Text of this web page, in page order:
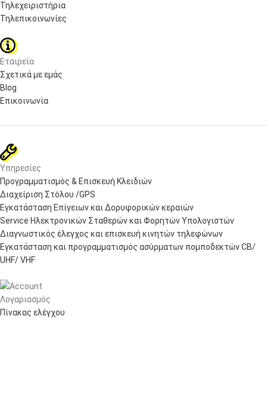
Τηλεχειριστήρια
Τηλεπικοινωνίες
Εταιρεία
Σχετικά με εμάς
Blog
Επικοινωνία
Υπηρεσίες
Προγραμματισμός & Επισκευή Κλειδιών
Διαχείριση Στόλου /GPS
Εγκατάσταση Επίγειων και Δορυφορικών κεραιών
Service Ηλεκτρονικών Σταθερών και Φορητών Υπολογιστών
Διαγνωστικός έλεγχος και επισκευή κινητών τηλεφώνων
Εγκατάσταση και προγραμματισμός ασύρματων πομποδεκτών CB/
UHF/ VHF
Λογαριασμός
Πίνακας ελέγχου